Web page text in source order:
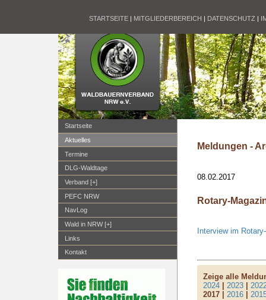
STARTSEITE | MITGLIEDERBEREICH | DATENSCHUTZ |
Startseite
Aktuelles
Termine
DLG-Waldtage
Verband [+]
PEFC NRW
NavLog
Wald in NRW [+]
Links
Kontakt
Meldungen -
08.02.2017
Rotary-
Interview im
Zeige alle
2024 |2023 |
2017 |2016 |